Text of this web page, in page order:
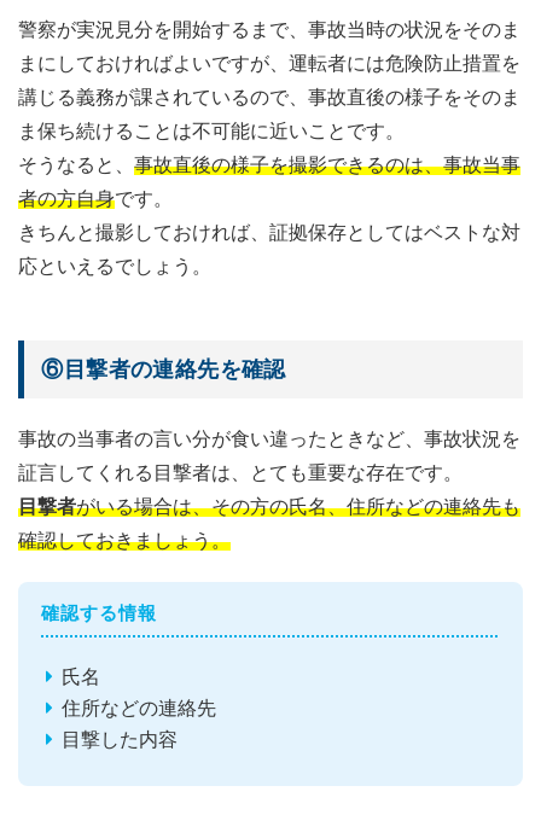
警察が実況見分を開始するまで、事故当時の状況をそのま
まにしておければよいですが、運転者には危険防止措置を
講じる義務が課されているので、事故直後の様子をそのま
ま保ち続けることは不可能に近いことです。
そうなると、 事故直後の様子を撮影できるのは、事故当事
者の方自身です。
きちんと撮影しておければ、証拠保存としてはベストな対
応といえるでしょう。
⑥目撃者の連絡先を確認
事故の当事者の言い分が食い違ったときなど、事故状況を
証言してくれる目撃者は、とても重要な存在です。
目撃者がいる場合は、その方の氏名、住所などの連絡先も
確認しておきましょう。
確認する情報
氏名
住所などの連絡先
目撃した内容